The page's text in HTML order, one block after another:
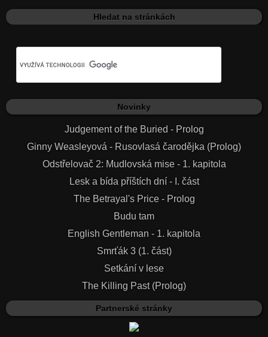
Hledat na stránkách
Novinky
Judgement of the Buried - Prolog
Ginny Weasleyová - Rusovlasá čarodějka (Prolog)
Odstřelovač 2: Mudlovská mise - 1. kapitola
Lesk a bída příštích dní - I. část
The Betrayal's Price - Prolog
Budu tam
English Gentleman - 1. kapitola
Smrťák 3 (1. část)
Setkání v lese
The Killing Past (Prolog)
Partnerské stránky